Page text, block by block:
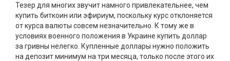
Тезер для многих звучит намного привлекательнее, чем
купить биткоин или эфириум, поскольку курс отклоняется
от курса валюты совсем незначительно. К тому же в
условиях военного положения в Украине купить доллар
за гривны нелегко. Купленные доллары нужно положить
на депозит минимум на три месяца, только после этого их